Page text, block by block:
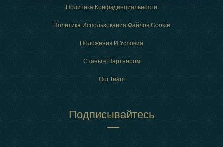
Политика Конфиденциальности
Политика Использования Файлов Cookie
Положения И Условия
Станьте Партнером
Our Team
Подписывайтесь